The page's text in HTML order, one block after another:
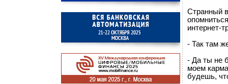
Странный
интернет-
- Так там
- Да ты не
моем
будешь,